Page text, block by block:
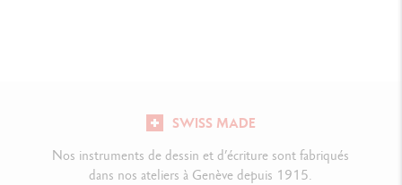
SWISS MADE
Nos instruments de dessin et d’écriture sont fabriqués
dans nos ateliers à Genève depuis 1915.